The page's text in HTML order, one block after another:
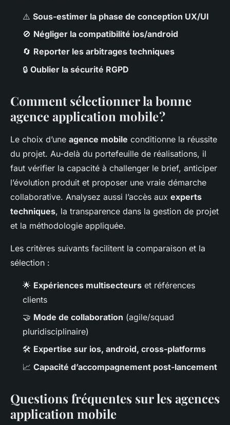
⚠️ Sous-estimer la phase de conception UX/UI
🚫 Négliger la compatibilité ios/android
🔄 Reporter les arbitrages techniques
🔒 Oublier la sécurité RGPD
Comment sélectionner la bonne
agence application mobile ?
Le choix d’une agence mobile conditionne la réussite
du projet. Au-delà du portefeuille de réalisations, il
faut vérifier la capacité à challenger le brief, anticiper
l’évolution produit et proposer une vraie démarche
collaborative. Analysez aussi l’accès aux experts
techniques, la transparence dans la gestion de projet
et la méthodologie appliquée.
Les critères suivants facilitent la comparaison et la
sélection :
🌟 Expériences multisecteurs et références
clients
🤝 Mode de collaboration (agile/squad
pluridisciplinaire)
🛠️ Expertise sur ios, android, cross-platforms
📈 Capacité d’accompagnement post-lancement
Questions fréquentes sur les agences
application mobile